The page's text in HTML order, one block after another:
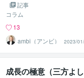
記事
コラム
13
ambi（アンビ）
2023/
成長の極意（三方よし